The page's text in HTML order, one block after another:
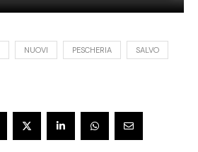
NUOVI PESCHERIA SALVO